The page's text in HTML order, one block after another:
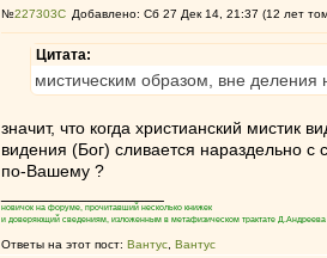
№227303 Добавлено: Сб 27 Дек 14, 21:37 (12 лет
Цитата:
мистическим образом, вне деления
значит, что когда христианский мистик
видения (Бог) сливается нараздельно с
по-Вашему ?
новичок на форуме, прочитавший несколько книжек
и доверяющий сведениям, изложенным в метафизическом трактате
Ответы на этот пост: Вантус Вантус